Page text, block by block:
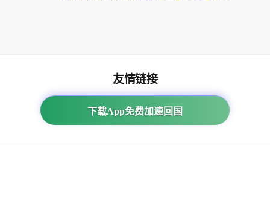
下载App免费加速回国
友情链接
海外回国加速器